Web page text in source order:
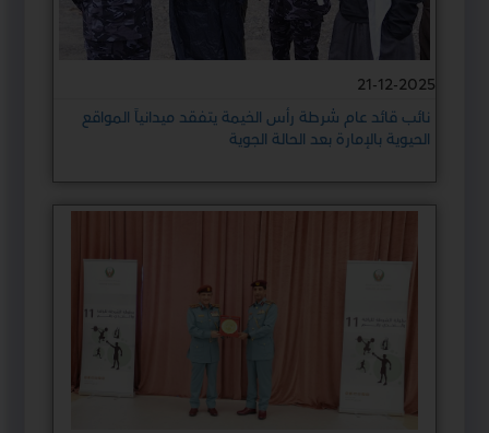
21-12-2025
نائب قائد عام شرطة رأس الخيمة يتفقد ميدانياً المواقع
الحيوية بالإمارة بعد الحالة الجوية